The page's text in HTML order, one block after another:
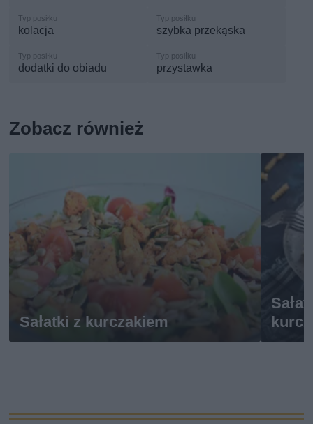
kolacja szybka przekąska
dodatki do obiadu przystawka
Zobacz również
Sałatki z kurczakiem